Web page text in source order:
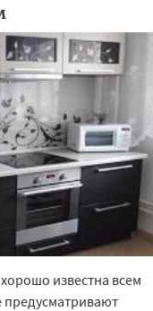
известна всем
предусматривают